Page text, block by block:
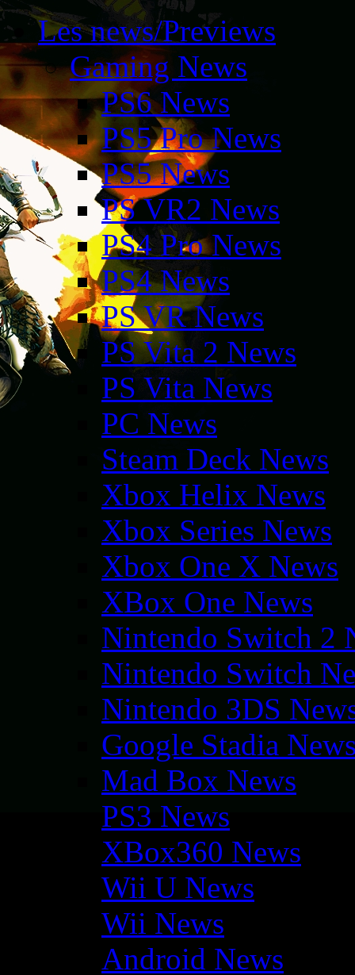
Les news/Previews
Gaming News
PS6 News
PS5 Pro News
PS5 News
PS VR2 News
PS4 Pro News
PS4 News
PS VR News
PS Vita 2 News
PS Vita News
PC News
Steam Deck News
Xbox Helix News
Xbox Series News
Xbox One X News
XBox One News
Nintendo Switch 2
Nintendo Switch
Nintendo 3DS
Google Stadia
Mad Box News
PS3 News
XBox360 News
Wii U News
Wii News
Android News